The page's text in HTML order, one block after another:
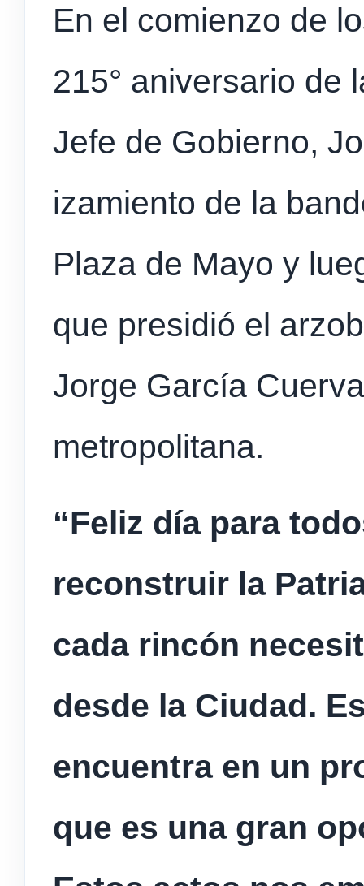
En el comienzo de
215° aniversario de
Jefe de Gobierno,
izamiento de la
Plaza de Mayo y
que presidió el
Jorge García
metropolitana.
“Feliz día para
reconstruir la
cada rincón
desde la Ciudad.
encuentra en un
que es una gran